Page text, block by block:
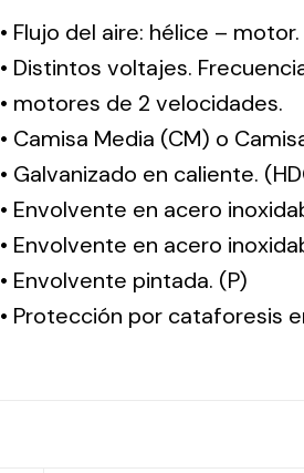
• Flujo del aire: hélice –
• Distintos voltajes.
• motores de 2 velocidades.
• Camisa Media (CM) o
• Galvanizado en caliente.
• Envolvente en acero
• Envolvente en acero
• Envolvente pintada. (P)
• Protección por cataforesis